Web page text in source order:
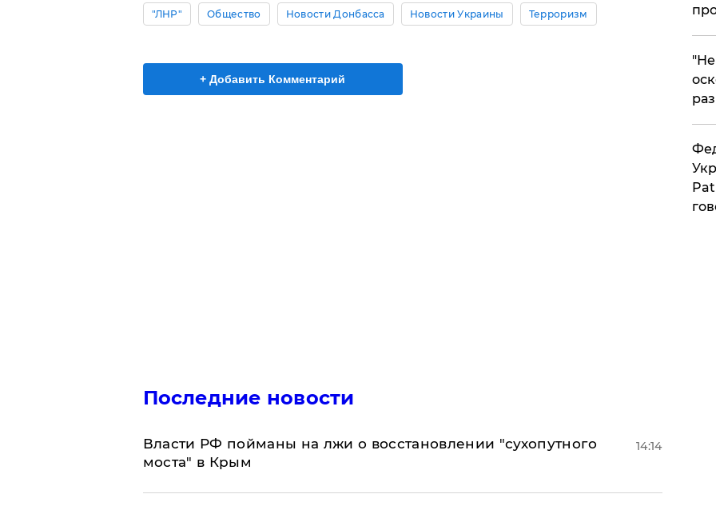
"ЛНР" Общество Новости Донбасса Новости Украины Терроризм
+ Добавить Комментарий
Последние новости
Власти РФ пойманы на лжи о восстановлении "сухопутного
моста" в Крым
14:14